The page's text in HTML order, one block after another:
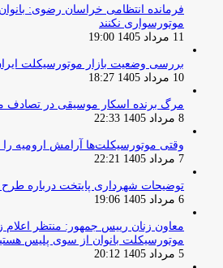
فرمانده انتظامی خراسان رضوی: بانوان
موتورسواری نکنند
11 مرداد 1405 19:00
بررسی وضعیت بازار موتورسیکلت
10 مرداد 1405 18:27
مرگ برنده اسکار موسیقی در تصادف
8 مرداد 1405 22:33
وقتی موتورسیکلت‌ها آرامش ارومیه را
7 مرداد 1405 22:21
توضیحات شهرداری پایتخت درباره
6 مرداد 1405 19:06
معاون زنان رییس جمهور: منتظر اعلام
موتورسیکلت بانوان از سوی پلیس
5 مرداد 1405 20:12